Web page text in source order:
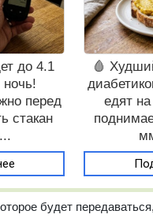
до 4.1
перед
стакан
🩸
едят
будет